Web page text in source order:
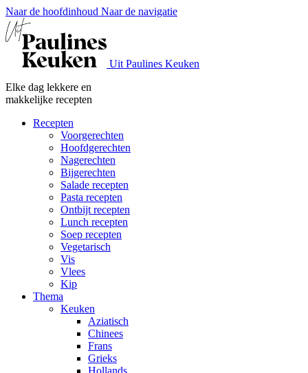
Naar de hoofdinhoud Naar de navigatie
Uit Paulines Keuken
Elke dag lekkere en
makkelijke recepten
Recepten
Voorgerechten
Hoofdgerechten
Nagerechten
Bijgerechten
Salade recepten
Pasta recepten
Ontbijt recepten
Lunch recepten
Soep recepten
Vegetarisch
Vis
Vlees
Kip
Thema
Keuken
Aziatisch
Chinees
Frans
Grieks
Hollands